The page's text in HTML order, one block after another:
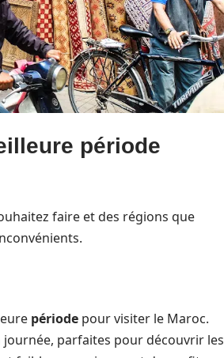
période
faire et des régions que
période pour visiter le Maroc.
journée, parfaites pour découvrir les